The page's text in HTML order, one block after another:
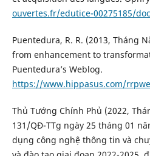
ouvertes.fr/edutice-00275185/
Puentedura, R. R. (2013, Tháng
from enhancement to
Puentedura’s Weblog.
https://www.hippasus.com/
Thủ Tướng Chính Phủ (2022,
131/QĐ-TTg ngày 25 tháng 01
dụng công nghệ thông tin và